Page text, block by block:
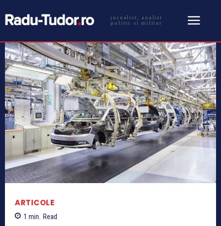
jurnalist, analist
politic si militar
ARTICOLE
1 min. Read